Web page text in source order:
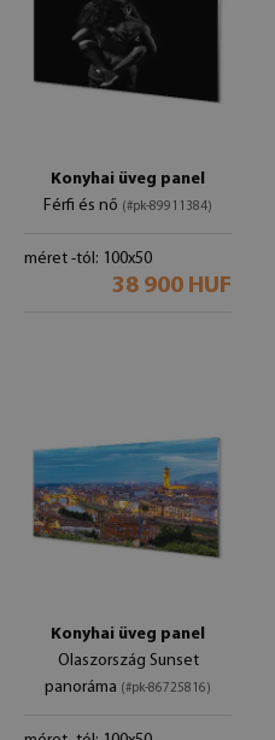
Konyhai üveg panel
Férfi és nő (#pk-89911384)
méret -tól: 100x50
38 900 HUF
Konyhai üveg panel
Olaszország Sunset
panoráma (#pk-86725816)